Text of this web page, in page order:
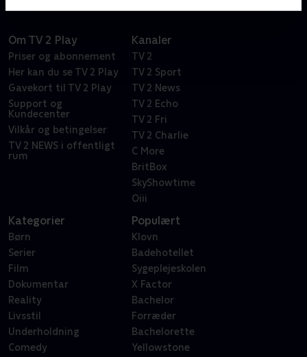
Om TV 2 Play
Priser og abonnement
Her kan du se TV 2 Play
Gavekort til TV 2 Play
Support og
Kundecenter
Vilkår og betingelser
TV 2 NEWS i offentligt
rum
Kanaler
TV 2
TV 2 Sport
TV 2 News
TV 2 Echo
TV 2 Fri
TV 2 Charlie
C More
BritBox
SkyShowtime
Oiii
Kategorier
Børn
Serier
Film
Dokumentar
Reality
Livsstil
Underholdning
Comedy
Populært
Klovn
Badehotellet
Sygeplejeskolen
X Factor
Bachelor
Forræder
Bachelorette
Yellowstone